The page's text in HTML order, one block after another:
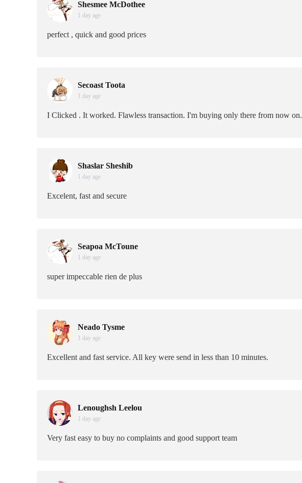
Shesmee McDothee
1 day age
perfect , quick and good prices
Secoast Toota
1 day age
I Clicked . It worked. Flawless transaction. I'm buying only there from now on.
Shaslar Sheshib
1 day age
Excelent, fast and secure
Seapoa McToune
1 day age
super impeccable rien de plus
Neado Tysme
1 day age
Excellent and fast service. All key were send in less than 10 minutes.
Lenoughsh Leelou
1 day age
Very fast easy to buy no complaints and good support team